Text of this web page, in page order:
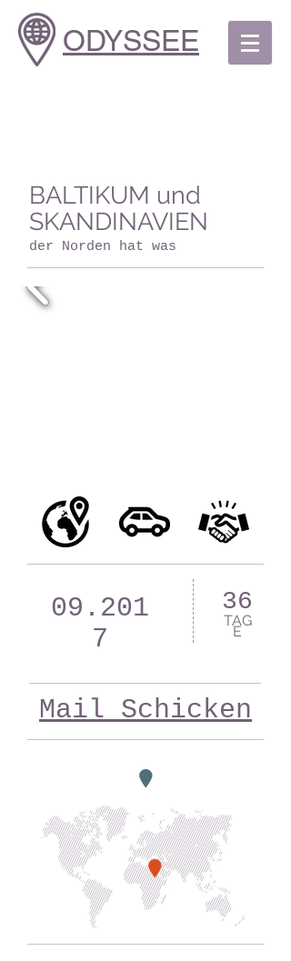
ODYSSEE
BALTIKUM und
SKANDINAVIEN
der Norden hat was
09.201
7
36
TAG
E
Mail Schicken